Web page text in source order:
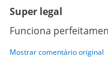
Super legal
Funciona
Mostrar comentário original